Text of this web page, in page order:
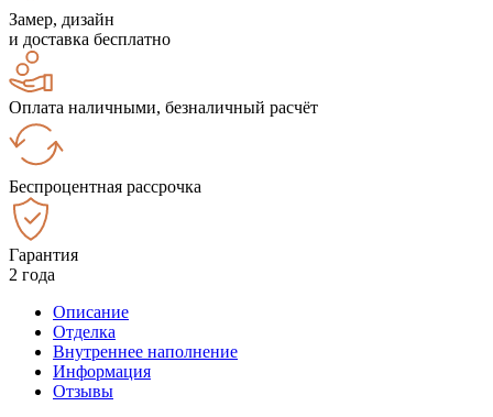
Замер, дизайн
и доставка бесплатно
Оплата наличными, безналичный расчёт
Беспроцентная рассрочка
Гарантия
2 года
Описание
Отделка
Внутреннее наполнение
Информация
Отзывы